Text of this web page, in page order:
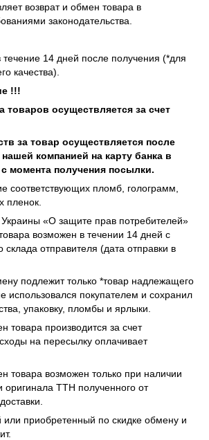
возврат и обмен товара в
законодательства.
течение 14 дней после получения (*для
качества).
!!!
товаров осуществляется за счет
за товар осуществляется после
компанией на карту банка в
момента получения посылки.
соответствующих пломб, голограмм,
пленок.
«О защите прав потребителей»
возможен в течении 14 дней с
склада отправителя (дата отправки в
подлежит только *товар надлежащего
использовался покупателем и сохранил
упаковку, пломбы и ярлыки.
товара производится за счет
на пересылку оплачивает
товара возможен только при наличии
оригинала ТТН полученного от
приобретенный по скидке обмену и